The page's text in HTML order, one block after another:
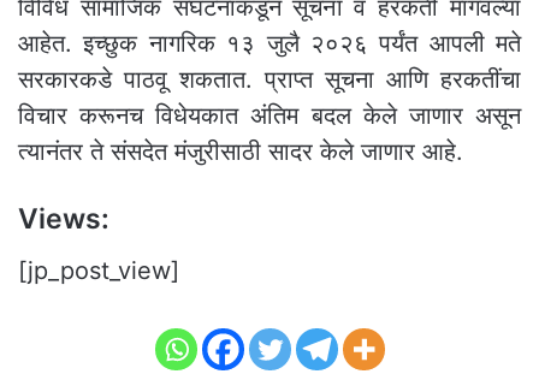
विविध सामाजिक संघटनांकडून सूचना व हरकती मागवल्या
आहेत. इच्छुक नागरिक १३ जुलै २०२६ पर्यंत आपली मते
सरकारकडे पाठवू शकतात. प्राप्त सूचना आणि हरकतींचा
विचार करूनच विधेयकात अंतिम बदल केले जाणार असून
त्यानंतर ते संसदेत मंजुरीसाठी सादर केले जाणार आहे.
Views:
[jp_post_view]